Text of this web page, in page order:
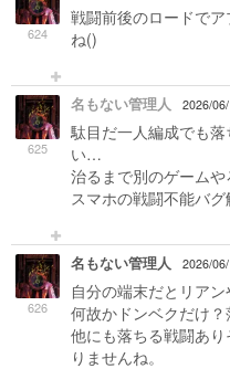
624
戦闘前後のロードで
ね()
625
名もない管理人 2026/
駄目だ一人編成でも
い…
治るまで別のゲーム
スマホの戦闘不能バグ
626
名もない管理人 2026/
自分の端末だとリア
何故かドンベクだけ？
他にも落ちる戦闘あ
りませんね。